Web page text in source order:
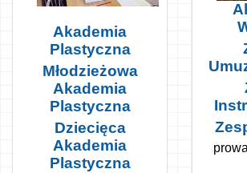
Akademia
Plastyczna
Młodzieżowa
Akademia
Plastyczna
Dziecięca
Akademia
Plastyczna